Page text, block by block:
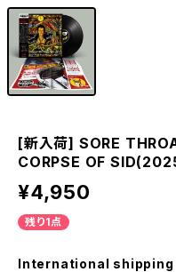
[新入荷] SORE
CORPSE OF
¥4,950
残り1点
International shipping